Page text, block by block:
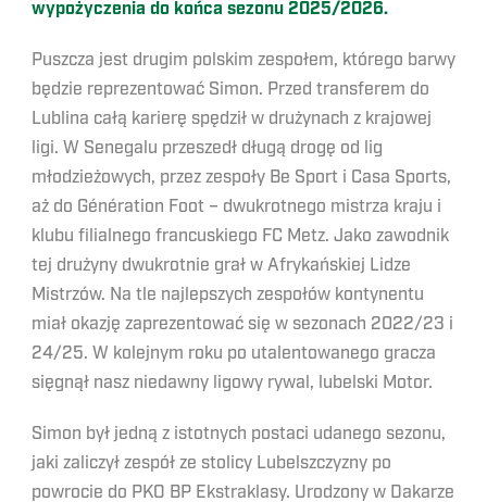
wypożyczenia do końca sezonu 2025/2026.
Puszcza jest drugim polskim zespołem, którego barwy
będzie reprezentować Simon. Przed transferem do
Lublina całą karierę spędził w drużynach z krajowej
ligi. W Senegalu przeszedł długą drogę od lig
młodzieżowych, przez zespoły Be Sport i Casa Sports,
aż do Génération Foot – dwukrotnego mistrza kraju i
klubu filialnego francuskiego FC Metz. Jako zawodnik
tej drużyny dwukrotnie grał w Afrykańskiej Lidze
Mistrzów. Na tle najlepszych zespołów kontynentu
miał okazję zaprezentować się w sezonach 2022/23 i
24/25. W kolejnym roku po utalentowanego gracza
sięgnął nasz niedawny ligowy rywal, lubelski Motor.
Simon był jedną z istotnych postaci udanego sezonu,
jaki zaliczył zespół ze stolicy Lubelszczyzny po
powrocie do PKO BP Ekstraklasy. Urodzony w Dakarze